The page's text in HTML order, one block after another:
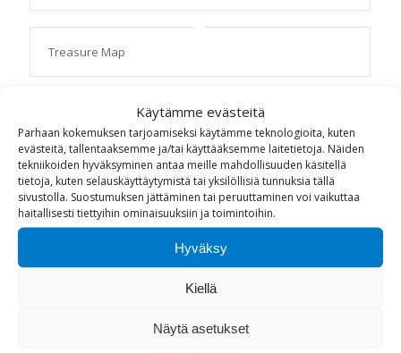
Käytämme evästeitä
Parhaan kokemuksen tarjoamiseksi käytämme teknologioita, kuten
evästeitä, tallentaaksemme ja/tai käyttääksemme laitetietoja. Näiden
tekniikoiden hyväksyminen antaa meille mahdollisuuden käsitellä
tietoja, kuten selauskäyttäytymistä tai yksilöllisiä tunnuksia tällä
sivustolla. Suostumuksen jättäminen tai peruuttaminen voi vaikuttaa
haitallisesti tiettyihin ominaisuuksiin ja toimintoihin.
Hyväksy
Kiellä
Näytä asetukset
Treasure Map
Anitta Niemelä Oy
anitta@anittaniemela.fi